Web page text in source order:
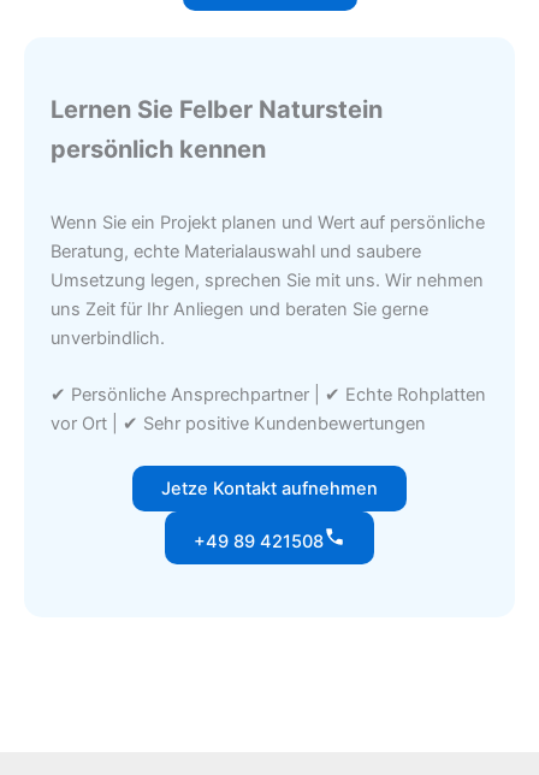
Lernen Sie Felber Naturstein
persönlich kennen
Wenn Sie ein Projekt planen und Wert auf persönliche
Beratung, echte Materialauswahl und saubere
Umsetzung legen, sprechen Sie mit uns. Wir nehmen
uns Zeit für Ihr Anliegen und beraten Sie gerne
unverbindlich.
✔ Persönliche Ansprechpartner | ✔ Echte Rohplatten
vor Ort | ✔ Sehr positive Kundenbewertungen
Jetze Kontakt aufnehmen
+49 89 421508